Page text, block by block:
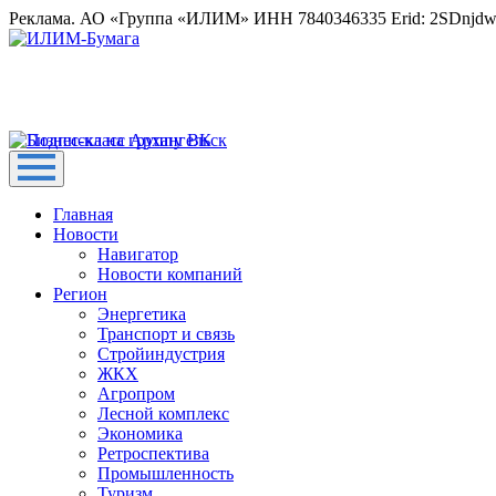
Реклама. АО «Группа «ИЛИМ» ИНН 7840346335 Erid:
Главная
Новости
Навигатор
Новости компаний
Регион
Энергетика
Транспорт и связь
Стройиндустрия
ЖКХ
Агропром
Лесной комплекс
Экономика
Ретроспектива
Промышленность